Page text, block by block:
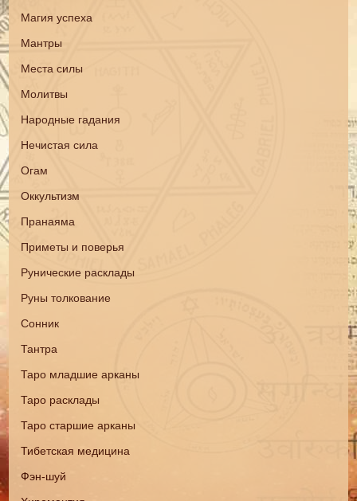
Магия успеха
Мантры
Места силы
Молитвы
Народные гадания
Нечистая сила
Огам
Оккультизм
Пранаяма
Приметы и поверья
Рунические расклады
Руны толкование
Сонник
Тантра
Таро младшие арканы
Таро расклады
Таро старшие арканы
Тибетская медицина
Фэн-шуй